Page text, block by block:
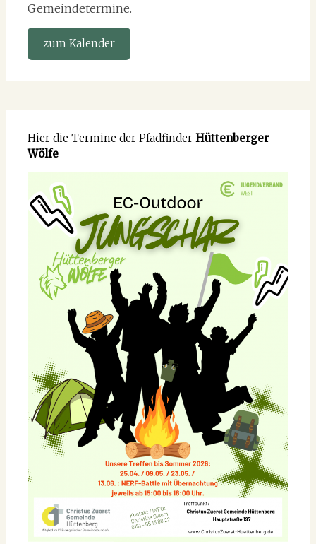
Gemeindetermine.
zum Kalender
Hier die Termine der Pfadfinder Hüttenberger
Wölfe